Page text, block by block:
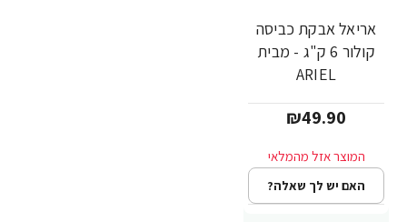
אריאל אבקת כביסה
קולור 6 ק"ג - מבית
ARIEL
₪49.90
האם יש לך שאלה?